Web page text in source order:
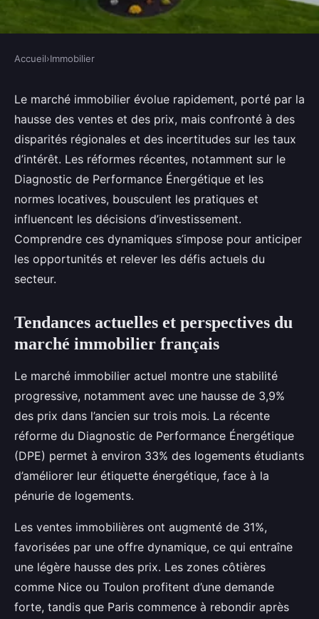
Actualités immobilières :
perspectives et défis à surveiller
Ismaël•7 septembre 2025•4 min de lecture
Accueil›Immobilier
Le marché immobilier évolue rapidement, porté par la
hausse des ventes et des prix, mais confronté à des
disparités régionales et des incertitudes sur les taux
d’intérêt. Les réformes récentes, notamment sur le
Diagnostic de Performance Énergétique et les
normes locatives, bousculent les pratiques et
influencent les décisions d’investissement.
Comprendre ces dynamiques s’impose pour anticiper
les opportunités et relever les défis actuels du
secteur.
Tendances actuelles et perspectives du
marché immobilier français
Le marché immobilier actuel montre une stabilité
progressive, notamment avec une hausse de 3,9%
des prix dans l’ancien sur trois mois. La récente
réforme du Diagnostic de Performance Énergétique
(DPE) permet à environ 33% des logements étudiants
d’améliorer leur étiquette énergétique, face à la
pénurie de logements.
Les ventes immobilières ont augmenté de 31%,
favorisées par une offre dynamique, ce qui entraîne
une légère hausse des prix. Les zones côtières
comme Nice ou Toulon profitent d’une demande
forte, tandis que Paris commence à rebondir après